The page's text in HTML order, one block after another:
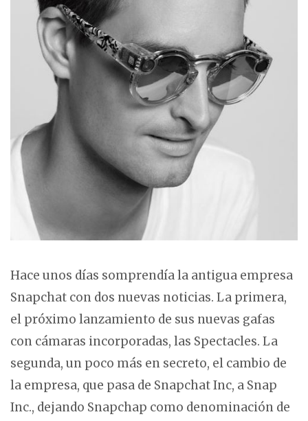
APP HARDWARE ,
Hace unos días somprendía la antigua empresa
Snapchat con dos nuevas noticias. La primera,
el próximo lanzamiento de sus nuevas gafas
con cámaras incorporadas, las Spectacles. La
segunda, un poco más en secreto, el cambio de
la empresa, que pasa de Snapchat Inc, a Snap
Inc., dejando Snapchap como denominación de